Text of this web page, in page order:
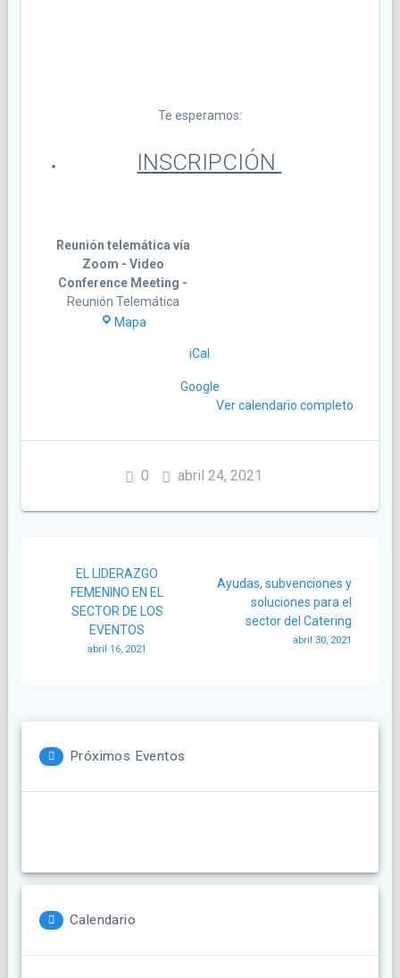
Te esperamos:
INSCRIPCIÓN
Reunión telemática vía
Zoom - Video
Conference Meeting -
Reunión Telemática
MapaReunión
-
iCal
Google
Ver calendario completo
0 abril 24, 2021
entradas
EL LIDERAZGO
FEMENINO EN EL
SECTOR DE LOS
EVENTOS
abril 16, 2021
Ayudas, subvenciones y
soluciones para el
sector del Catering
abril 30, 2021
Próximos Eventos
Calendario